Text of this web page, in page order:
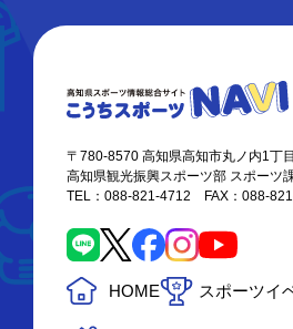
〒780-8570 高知県高知市丸ノ内1丁
高知県観光振興スポーツ部 スポーツ
TEL：088-821-4712 FAX：088-
HOME スポーツイ